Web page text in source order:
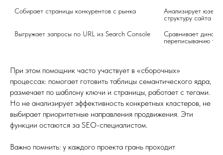
Собирает страницы конкурентов с рынка
Анализирует юзер-
структуру сайта
Выгружает запросы по URL из Search Console
Сравнивает
переписыванию
При этом помощник часто участвует в «сборочных»
процессах: помогает готовить таблицы семантического ядра,
размечает по шаблону ключи и страницы, работает с тегами.
Но не анализирует эффективность конкретных кластеров, не
выбирает приоритетные направления продвижения. Эти
функции остаются за SEO-специалистом.
Важно помнить: у каждого проекта грань проходит